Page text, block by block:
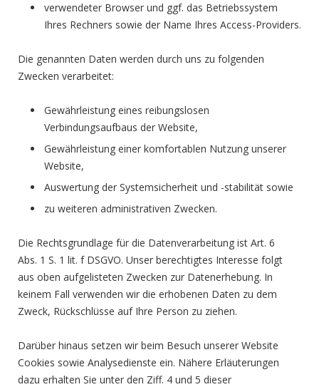
verwendeter Browser und ggf. das Betriebssystem
Ihres Rechners sowie der Name Ihres Access-Providers.
Die genannten Daten werden durch uns zu folgenden
Zwecken verarbeitet:
Gewährleistung eines reibungslosen
Verbindungsaufbaus der Website,
Gewährleistung einer komfortablen Nutzung unserer
Website,
Auswertung der Systemsicherheit und -stabilität sowie
zu weiteren administrativen Zwecken.
Die Rechtsgrundlage für die Datenverarbeitung ist Art. 6
Abs. 1 S. 1 lit. f DSGVO. Unser berechtigtes Interesse folgt
aus oben aufgelisteten Zwecken zur Datenerhebung. In
keinem Fall verwenden wir die erhobenen Daten zu dem
Zweck, Rückschlüsse auf Ihre Person zu ziehen.
Darüber hinaus setzen wir beim Besuch unserer Website
Cookies sowie Analysedienste ein. Nähere Erläuterungen
dazu erhalten Sie unter den Ziff. 4 und 5 dieser